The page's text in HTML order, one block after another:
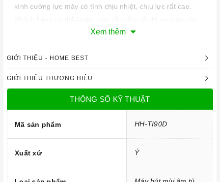
kính cường lực máy có tính chịu nhiệt, chịu lực rất cao.
Khách hàng có thể hoàn toàn yên tâm về độ an toàn của
kiểu bếp vì hầu hết các bếp đều có kích thước tương xứng.
Máy phù hợp với những không gian rộng rãi sẽ tăng thêm vẻ
sang trọng cho gian bếp của bạn.
Xem thêm
GIỚI THIỆU - HOME BEST
GIỚI THIỆU THƯƠNG HIỆU
THÔNG SỐ KỸ THUẬT
Mã sản phẩm HH-TI90D
Xuất xứ Ý